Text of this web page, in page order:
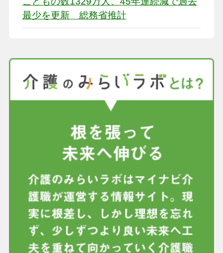
最少を更新 総務省推計